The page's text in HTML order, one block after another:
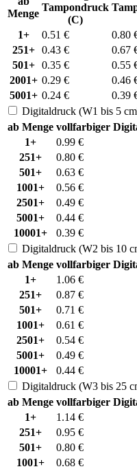
Menge
Tampondruck
(C)
1+
0.51 € 0.80
251+
0.43 € 0.67
501+
0.35 € 0.55
2001+ 0.29 € 0.46
5001+ 0.24 € 0.39
Digitaldruck (W1 bis 5
ab Menge vollfarbiger
1+
0.99 €
251+
0.80 €
501+
0.63 €
1001+
0.56 €
2501+
0.49 €
5001+
0.44 €
10001+
0.39 €
Digitaldruck (W2 bis 10
ab Menge vollfarbiger
1+
1.06 €
251+
0.87 €
501+
0.71 €
1001+
0.61 €
2501+
0.54 €
5001+
0.49 €
10001+
0.44 €
Digitaldruck (W3 bis 25
ab Menge vollfarbiger
1+
1.14 €
251+
0.95 €
501+
0.80 €
1001+
0.68 €